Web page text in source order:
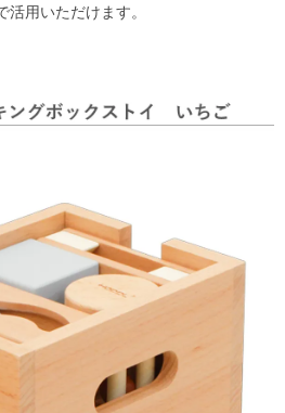
活用いただけます。